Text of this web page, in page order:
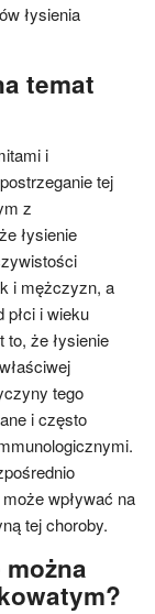
łysienia
temat
i
tej
z
łysienie
i mężczyzn, a
płci i wieku
że łysienie
tego
i często
wpływać na
tej choroby.